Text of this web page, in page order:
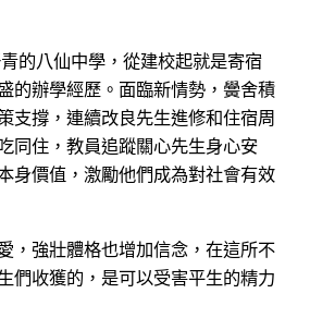
的八仙中學，從建校起就是寄宿
的辦學經歷。面臨新情勢，黌舍積
支撐，連續改良先生進修和住宿周
同住，教員追蹤關心先生身心安
身價值，激勵他們成為對社會有效
，強壯體格也增加信念，在這所不
們收獲的，是可以受害平生的精力